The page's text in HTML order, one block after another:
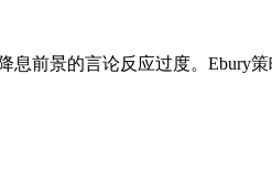
前景的言论反应过度。Ebury